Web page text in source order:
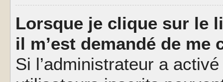
Lorsque je clique sur le
il m’est demandé de me
Si l’administrateur a